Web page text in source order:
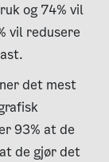
og 74% vil
vil redusere
det mest
93% at de
de gjør det